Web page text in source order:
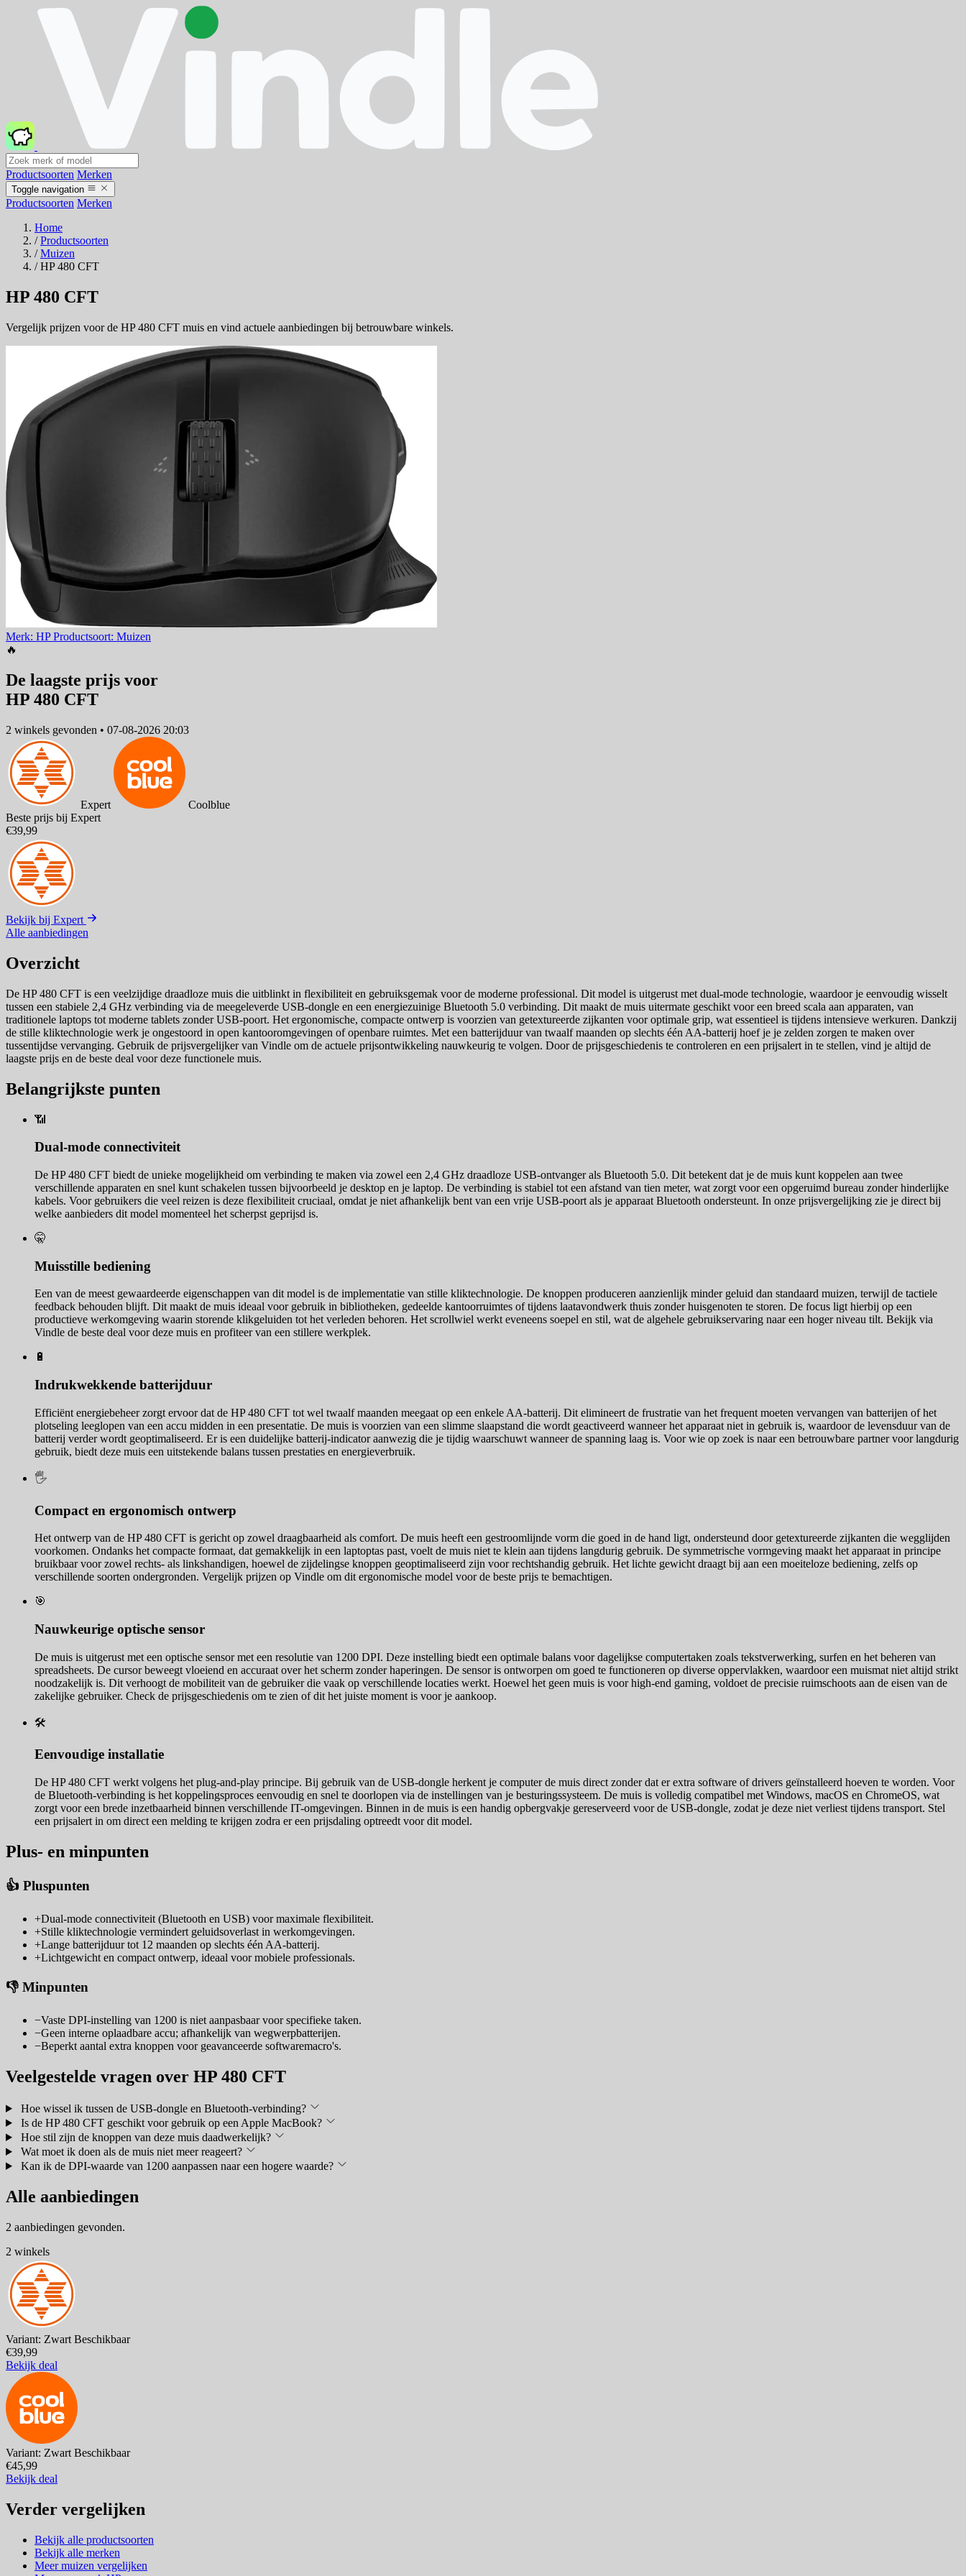
Productsoorten Merken
Toggle navigation
Productsoorten Merken
Home
/ Productsoorten
/ Muizen
/ HP 480 CFT
HP 480 CFT
Vergelijk prijzen voor de HP 480 CFT muis en vind actuele aanbiedingen bij betrouwbare winkels.
Merk: HPProductsoort: Muizen
🔥
De laagste prijs voor
HP 480 CFT
2 winkels gevonden • 07-08-2026 20:03
Expert
Coolblue
Beste prijs bij Expert
€39,99
Bekijk bij Expert
Alle aanbiedingen
Overzicht
De HP 480 CFT is een veelzijdige draadloze muis die uitblinkt in flexibiliteit en gebruiksgemak voor de moderne professional. Dit model is uitgerust met dual-mode technologie, waardoor je eenvoudig wisselt
tussen een stabiele 2,4 GHz verbinding via de meegeleverde USB-dongle en een energiezuinige Bluetooth 5.0 verbinding. Dit maakt de muis uitermate geschikt voor een breed scala aan apparaten, van
traditionele laptops tot moderne tablets zonder USB-poort. Het ergonomische, compacte ontwerp is voorzien van getextureerde zijkanten voor optimale grip, wat essentieel is tijdens intensieve werkuren. Dankzij
de stille kliktechnologie werk je ongestoord in open kantooromgevingen of openbare ruimtes. Met een batterijduur van twaalf maanden op slechts één AA-batterij hoef je je zelden zorgen te maken over
tussentijdse vervanging. Gebruik de prijsvergelijker van Vindle om de actuele prijsontwikkeling nauwkeurig te volgen. Door de prijsgeschiedenis te controleren en een prijsalert in te stellen, vind je altijd de
laagste prijs en de beste deal voor deze functionele muis.
Belangrijkste punten
📶
Dual-mode connectiviteit
De HP 480 CFT biedt de unieke mogelijkheid om verbinding te maken via zowel een 2,4 GHz draadloze USB-ontvanger als Bluetooth 5.0. Dit betekent dat je de muis kunt koppelen aan twee
verschillende apparaten en snel kunt schakelen tussen bijvoorbeeld je desktop en je laptop. De verbinding is stabiel tot een afstand van tien meter, wat zorgt voor een opgeruimd bureau zonder hinderlijke
kabels. Voor gebruikers die veel reizen is deze flexibiliteit cruciaal, omdat je niet afhankelijk bent van een vrije USB-poort als je apparaat Bluetooth ondersteunt. In onze prijsvergelijking zie je direct bij
welke aanbieders dit model momenteel het scherpst geprijsd is.
🤫
Muisstille bediening
Een van de meest gewaardeerde eigenschappen van dit model is de implementatie van stille kliktechnologie. De knoppen produceren aanzienlijk minder geluid dan standaard muizen, terwijl de tactiele
feedback behouden blijft. Dit maakt de muis ideaal voor gebruik in bibliotheken, gedeelde kantoorruimtes of tijdens laatavondwerk thuis zonder huisgenoten te storen. De focus ligt hierbij op een
productieve werkomgeving waarin storende klikgeluiden tot het verleden behoren. Het scrollwiel werkt eveneens soepel en stil, wat de algehele gebruikservaring naar een hoger niveau tilt. Bekijk via
Vindle de beste deal voor deze muis en profiteer van een stillere werkplek.
🔋
Indrukwekkende batterijduur
Efficiënt energiebeheer zorgt ervoor dat de HP 480 CFT tot wel twaalf maanden meegaat op een enkele AA-batterij. Dit elimineert de frustratie van het frequent moeten vervangen van batterijen of het
plotseling leeglopen van een accu midden in een presentatie. De muis is voorzien van een slimme slaapstand die wordt geactiveerd wanneer het apparaat niet in gebruik is, waardoor de levensduur van de
batterij verder wordt geoptimaliseerd. Er is een duidelijke batterij-indicator aanwezig die je tijdig waarschuwt wanneer de spanning laag is. Voor wie op zoek is naar een betrouwbare partner voor langdurig
gebruik, biedt deze muis een uitstekende balans tussen prestaties en energieverbruik.
🖐️
Compact en ergonomisch ontwerp
Het ontwerp van de HP 480 CFT is gericht op zowel draagbaarheid als comfort. De muis heeft een gestroomlijnde vorm die goed in de hand ligt, ondersteund door getextureerde zijkanten die wegglijden
voorkomen. Ondanks het compacte formaat, dat gemakkelijk in een laptoptas past, voelt de muis niet te klein aan tijdens langdurig gebruik. De symmetrische vormgeving maakt het apparaat in principe
bruikbaar voor zowel rechts- als linkshandigen, hoewel de zijdelingse knoppen geoptimaliseerd zijn voor rechtshandig gebruik. Het lichte gewicht draagt bij aan een moeiteloze bediening, zelfs op
verschillende soorten ondergronden. Vergelijk prijzen op Vindle om dit ergonomische model voor de beste prijs te bemachtigen.
🎯
Nauwkeurige optische sensor
De muis is uitgerust met een optische sensor met een resolutie van 1200 DPI. Deze instelling biedt een optimale balans voor dagelijkse computertaken zoals tekstverwerking, surfen en het beheren van
spreadsheets. De cursor beweegt vloeiend en accuraat over het scherm zonder haperingen. De sensor is ontworpen om goed te functioneren op diverse oppervlakken, waardoor een muismat niet altijd strikt
noodzakelijk is. Dit verhoogt de mobiliteit van de gebruiker die vaak op verschillende locaties werkt. Hoewel het geen muis is voor high-end gaming, voldoet de precisie ruimschoots aan de eisen van de
zakelijke gebruiker. Check de prijsgeschiedenis om te zien of dit het juiste moment is voor je aankoop.
🛠️
Eenvoudige installatie
De HP 480 CFT werkt volgens het plug-and-play principe. Bij gebruik van de USB-dongle herkent je computer de muis direct zonder dat er extra software of drivers geïnstalleerd hoeven te worden. Voor
de Bluetooth-verbinding is het koppelingsproces eenvoudig en snel te doorlopen via de instellingen van je besturingssysteem. De muis is volledig compatibel met Windows, macOS en ChromeOS, wat
zorgt voor een brede inzetbaarheid binnen verschillende IT-omgevingen. Binnen in de muis is een handig opbergvakje gereserveerd voor de USB-dongle, zodat je deze niet verliest tijdens transport. Stel
een prijsalert in om direct een melding te krijgen zodra er een prijsdaling optreedt voor dit model.
Plus- en minpunten
👍 Pluspunten
+Dual-mode connectiviteit (Bluetooth en USB) voor maximale flexibiliteit.
+Stille kliktechnologie vermindert geluidsoverlast in werkomgevingen.
+Lange batterijduur tot 12 maanden op slechts één AA-batterij.
+Lichtgewicht en compact ontwerp, ideaal voor mobiele professionals.
👎 Minpunten
−Vaste DPI-instelling van 1200 is niet aanpasbaar voor specifieke taken.
−Geen interne oplaadbare accu; afhankelijk van wegwerpbatterijen.
−Beperkt aantal extra knoppen voor geavanceerde softwaremacro's.
Veelgestelde vragen over HP 480 CFT
Hoe wissel ik tussen de USB-dongle en Bluetooth-verbinding?
Is de HP 480 CFT geschikt voor gebruik op een Apple MacBook?
Hoe stil zijn de knoppen van deze muis daadwerkelijk?
Wat moet ik doen als de muis niet meer reageert?
Kan ik de DPI-waarde van 1200 aanpassen naar een hogere waarde?
Alle aanbiedingen
2 aanbiedingen gevonden.
2 winkels
Variant: Zwart Beschikbaar
€39,99
Bekijk deal
Variant: Zwart Beschikbaar
€45,99
Bekijk deal
Verder vergelijken
Bekijk alle productsoorten
Bekijk alle merken
Meer muizen vergelijken